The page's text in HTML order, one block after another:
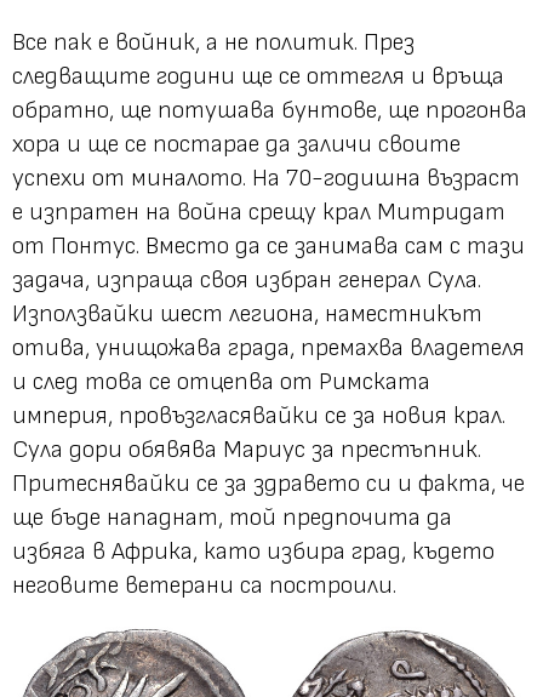
Все пак е войник, а не политик. През
следващите години ще се оттегля и връща
обратно, ще потушава бунтове, ще прогонва
хора и ще се постарае да заличи своите
успехи от миналото. На 70-годишна възраст
е изпратен на война срещу крал Митридат
от Понтус. Вместо да се занимава сам с тази
задача, изпраща своя избран генерал Сула.
Използвайки шест легиона, наместникът
отива, унищожава града, премахва владетеля
и след това се отцепва от Римската
империя, провъзгласявайки се за новия крал.
Сула дори обявява Мариус за престъпник.
Притеснявайки се за здравето си и факта, че
ще бъде нападнат, той предпочита да
избяга в Африка, като избира град, където
неговите ветерани са построили.